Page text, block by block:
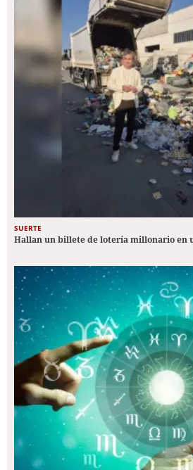
SUERTE
Hallan un billete de lotería millonario en